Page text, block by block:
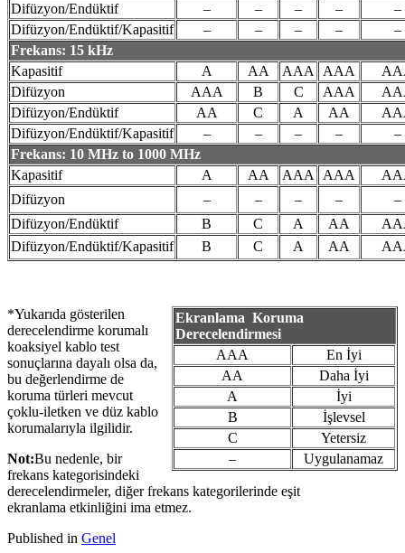
Difüzyon/Endüktif
– – – –
–
Difüzyon/Endüktif/Kapasitif
– – – –
–
Frekans: 15 kHz
Kapasitif
A AA AAA AAA
Difüzyon
AAA B C AAA
Difüzyon/Endüktif
AA C A AA
Difüzyon/Endüktif/Kapasitif
– – – –
–
Frekans: 10 MHz to 1000 MHz
Kapasitif
A AA AAA AAA
Difüzyon
– – – –
–
Difüzyon/Endüktif
B C A AA
Difüzyon/Endüktif/Kapasitif
B C A AA
Ekranlama Koruma
Derecelendirmesi
AAA
En İyi
AA
Daha İyi
A
İyi
B
İşlevsel
C
Yetersiz
–
Uygulanamaz
*Yukarıda gösterilen
derecelendirme korumalı
koaksiyel kablo test
sonuçlarına dayalı olsa da,
bu değerlendirme de
koruma türleri mevcut
çoklu-iletken ve düz kablo
korumalarıyla ilgilidir.
Not:Bu nedenle, bir
frekans kategorisindeki
derecelendirmeler, diğer frekans kategorilerinde eşit
ekranlama etkinliğini ima etmez.
Published in Genel